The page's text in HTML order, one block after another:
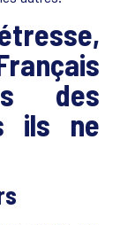
des
ils ne